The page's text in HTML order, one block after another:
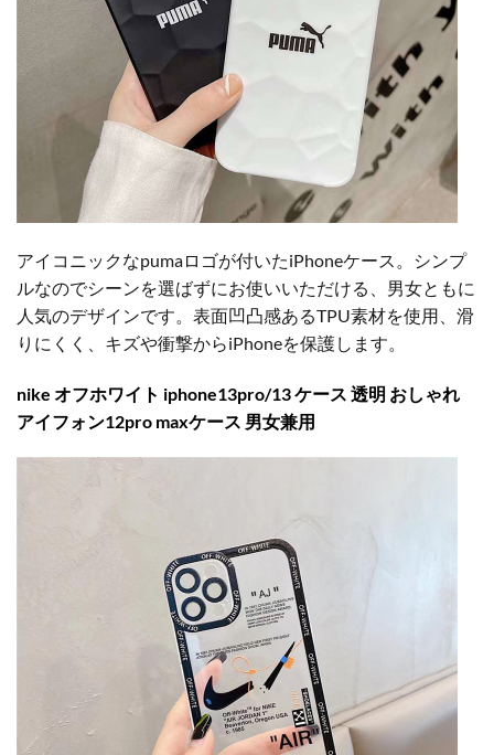
アイコニックなpumaロゴが付いたiPhoneケース。シンプ
ルなのでシーンを選ばずにお使いいただける、男女ともに
人気のデザインです。表面凹凸感あるTPU素材を使用、滑
りにくく、キズや衝撃からiPhoneを保護します。
nike オフホワイト iphone13pro/13 ケース 透明 おしゃれ
アイフォン12pro maxケース 男女兼用